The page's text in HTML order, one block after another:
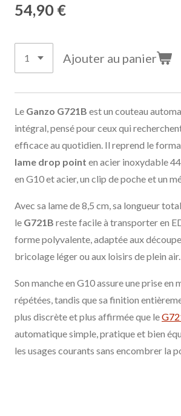
54,90 €
Ajouter au panier
Le Ganzo G721B est un couteau
intégral, pensé pour ceux qui
efficace au quotidien. Il reprend le
lame drop point en acier inoxydable
en G10 et acier, un clip de poche et un
Avec sa lame de 8,5 cm, sa longueur
le G721B reste facile à transporter en
forme polyvalente, adaptée aux
bricolage léger ou aux loisirs de plein air.
Son manche en G10 assure une prise en
répétées, tandis que sa finition
plus discrète et plus affirmée que le
automatique simple, pratique et bien
les usages courants sans encombrer la